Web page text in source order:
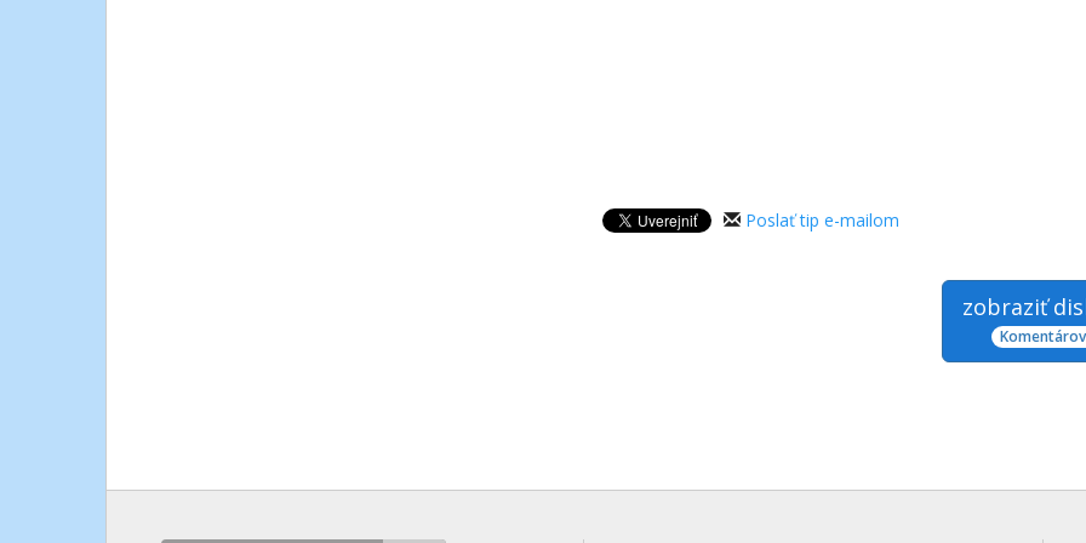
Poslať tip e-mailom
zobraziť